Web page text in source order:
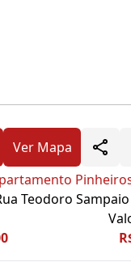
Ver Mapa
Teodoro Sampaio